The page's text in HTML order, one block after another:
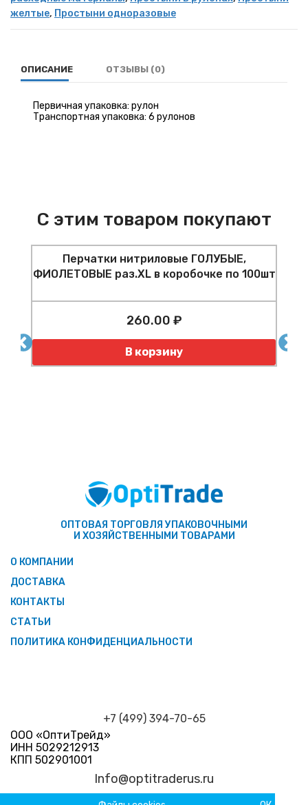
желтые, Простыни одноразовые
ОПИСАНИЕ ОТЗЫВЫ (0)
Первичная упаковка: рулон
Транспортная упаковка: 6 рулонов
С этим товаром покупают
Перчатки нитриловые ГОЛУБЫЕ,
ФИОЛЕТОВЫЕ раз.XL в коробочке по 100шт
260.00 ₽
Количество
В корзину
ОПТОВАЯ ТОРГОВЛЯ УПАКОВОЧНЫМИ
И ХОЗЯЙСТВЕННЫМИ ТОВАРАМИ
О КОМПАНИИ
ДОСТАВКА
КОНТАКТЫ
СТАТЬИ
ПОЛИТИКА КОНФИДЕНЦИАЛЬНОСТИ
+7 (499) 394-70-65
ООО «ОптиТрейд»
ИНН 5029212913
КПП 502901001
Info@optitraderus.ru